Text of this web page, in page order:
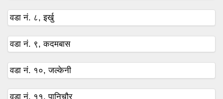
वडा नं. ८, इर्खु
वडा नं. ९, कदमबास
वडा नं. १०, जल्केनी
वडा नं. ११, पानिचौर